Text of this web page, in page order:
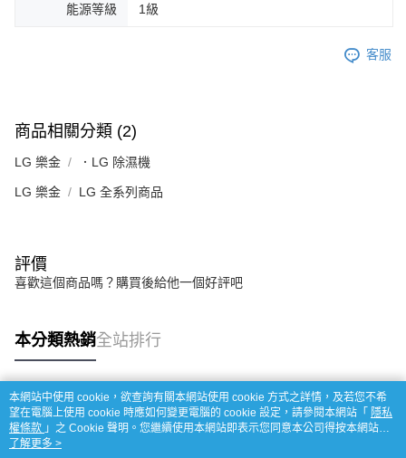
能源等級 1級
客服
商品相關分類 (2)
LG 樂金 ．LG 除濕機
LG 樂金 LG 全系列商品
評價
喜歡這個商品嗎？購買後給他一個好評吧
本分類熱銷全站排行
熱門標籤
本網站中使用 cookie，欲查詢有關本網站使用 cookie 方式之詳情，及若您不希
望在電腦上使用 cookie 時應如何變更電腦的 cookie 設定，請參閱本網站「 隱私
權條款 」之 Cookie 聲明。您繼續使用本網站即表示您同意本公司得按本網站使
用條款之 Cookie 聲明使用 cookie。
了解更多 >